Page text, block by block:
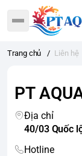
Trang chủ / Liên hệ
PT
Địa chỉ
40/03 Quốc
Hotline